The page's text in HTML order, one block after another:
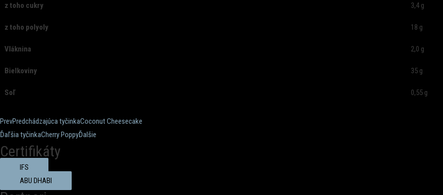
z toho cukry 3,4 g
z toho polyoly 18 g
Vláknina 2,0 g
Bielkoviny 35 g
Soľ 0,55 g
PrevPredchádzajúca tyčinkaCoconut Cheesecake
Ďaľšia tyčinkaCherry PoppyĎalšie
Certifikáty
IFS
ABU DHABI